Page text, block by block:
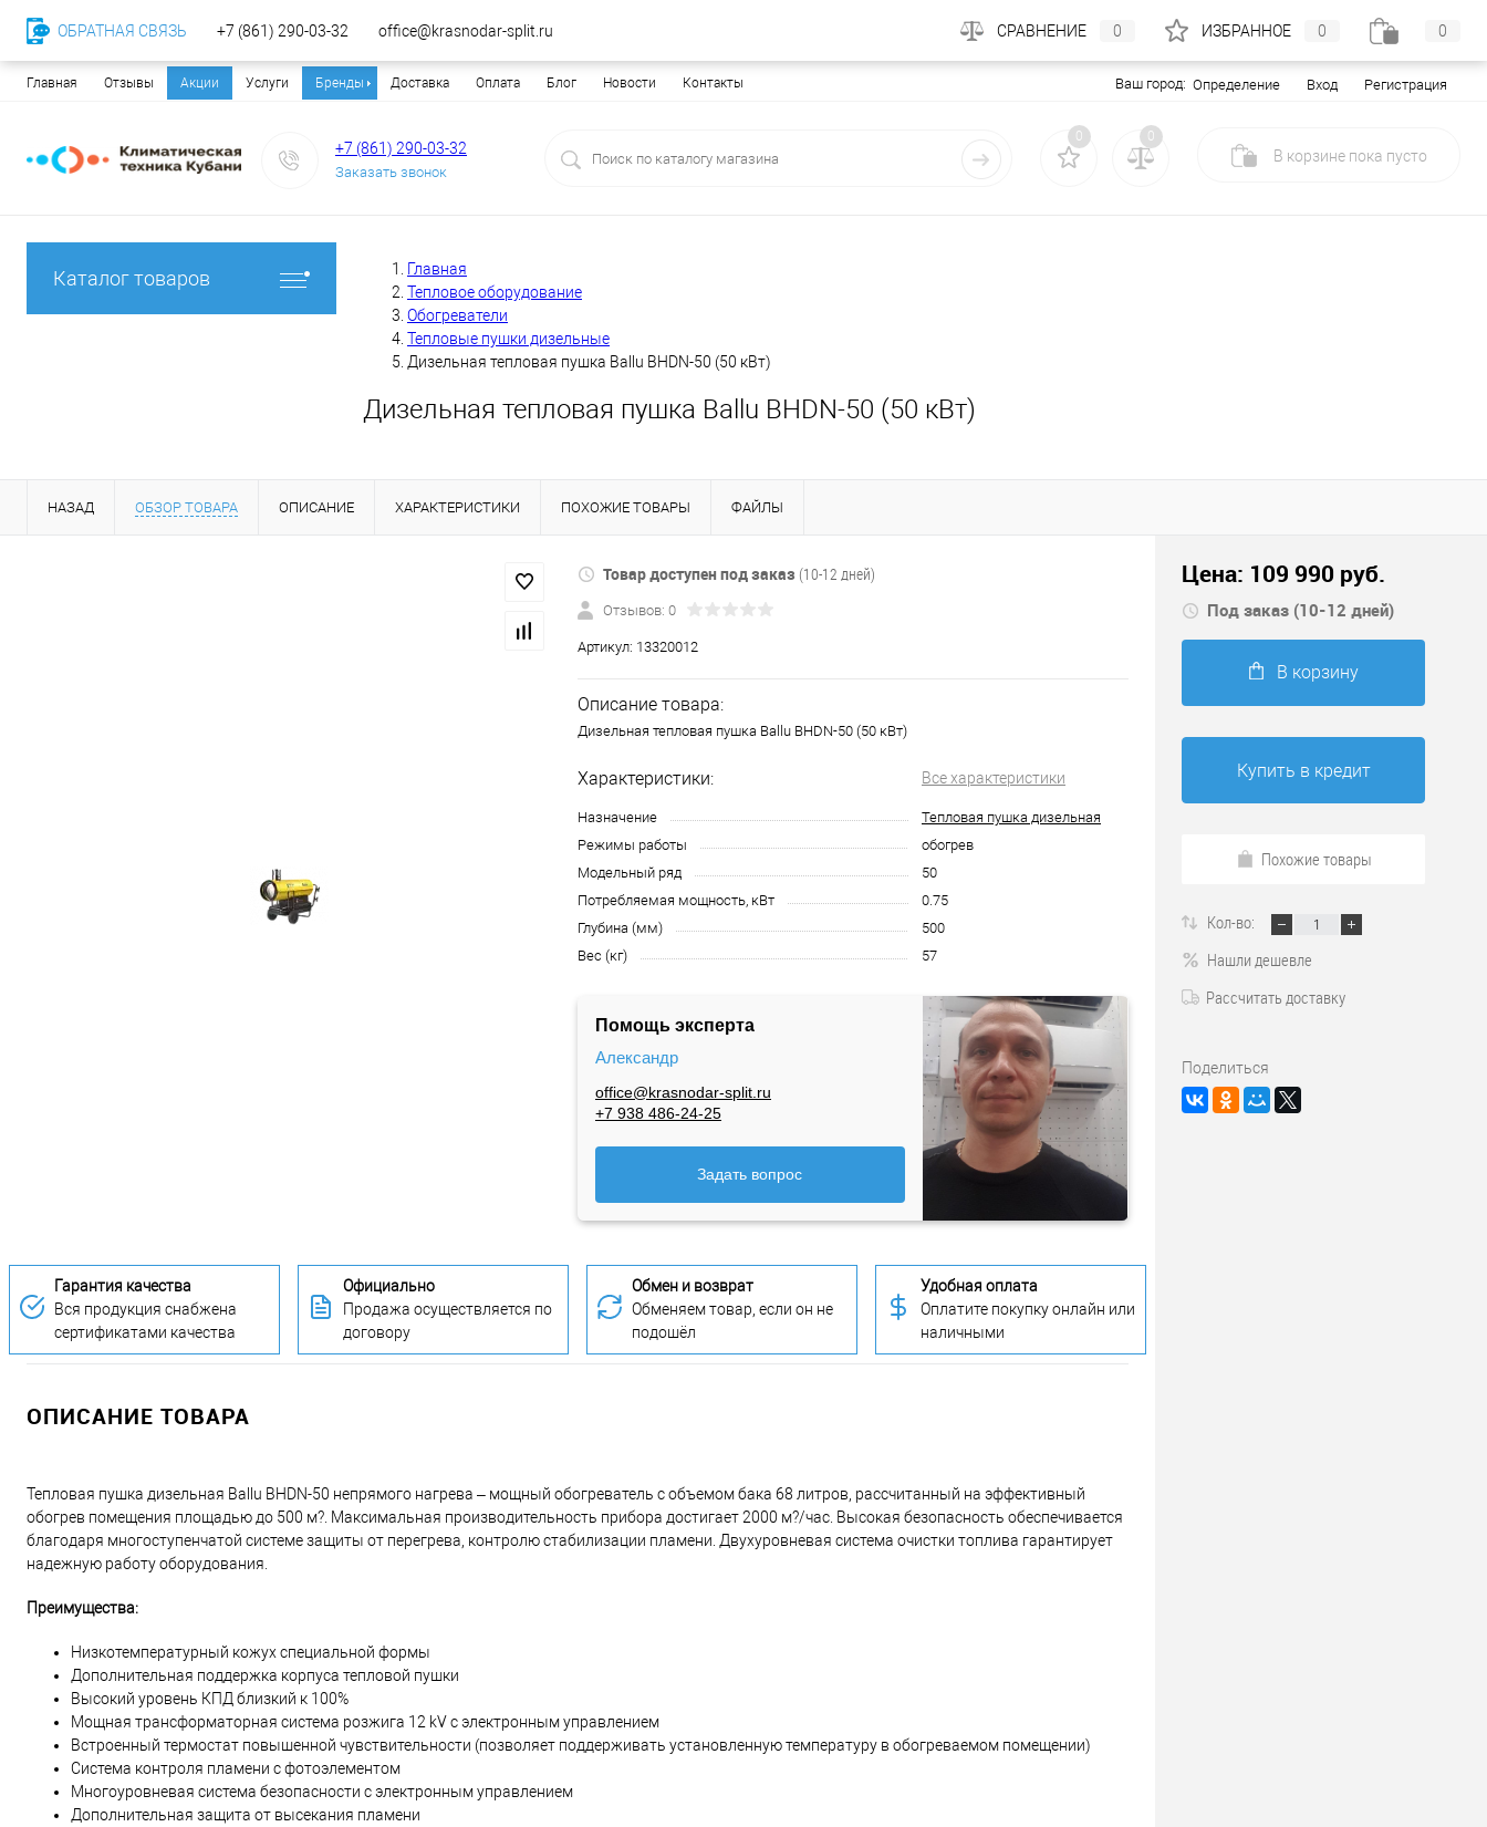
Главная Отзывы Акции Услуги Бренды Доставка Оплата Блог Новости Контакты Ваш город: Определение Вход Регистрация
+7 (861) 290-03-32
Заказать звонок
0 0
В корзине пока пусто
Каталог товаров
Главная
Тепловое оборудование
Обогреватели
Тепловые пушки дизельные
Дизельная тепловая пушка Ballu BHDN-50 (50 кВт)
Дизельная тепловая пушка Ballu BHDN-50 (50 кВт)
НАЗАД ОБЗОР ТОВАРА ОПИСАНИЕ ХАРАКТЕРИСТИКИ ПОХОЖИЕ ТОВАРЫ ФАЙЛЫ
Товар доступен под заказ (10-12 дней)
Отзывов: 0
Артикул: 13320012
Описание товара:
Дизельная тепловая пушка Ballu BHDN-50 (50 кВт)
Характеристики: Все характеристики
Назначение
Тепловая пушка дизельная
Режимы работы
обогрев
Модельный ряд
50
Потребляемая мощность, кВт
0.75
Глубина (мм)
500
Вес (кг)
57
Помощь эксперта
Александр
office@krasnodar-split.ru
+7 938 486-24-25
Задать вопрос
Гарантия качества
Вся продукция снабжена
сертификатами качества
Официально
Продажа осуществляется по
договору
Обмен и возврат
Обменяем товар, если он не
подошёл
Удобная оплата
Оплатите покупку онлайн или
наличными
ОПИСАНИЕ ТОВАРА
Тепловая пушка дизельная Ballu BHDN-50 непрямого нагрева – мощный обогреватель с объемом бака 68 литров, рассчитанный на эффективный
обогрев помещения площадью до 500 м?. Максимальная производительность прибора достигает 2000 м?/час. Высокая безопасность обеспечивается
благодаря многоступенчатой системе защиты от перегрева, контролю стабилизации пламени. Двухуровневая система очистки топлива гарантирует
надежную работу оборудования.
Преимущества:
Низкотемпературный кожух специальной формы
Дополнительная поддержка корпуса тепловой пушки
Высокий уровень КПД близкий к 100%
Мощная трансформаторная система розжига 12 kV с электронным управлением
Встроенный термостат повышенной чувствительности (позволяет поддерживать установленную температуру в обогреваемом помещении)
Система контроля пламени с фотоэлементом
Многоуровневая система безопасности с электронным управлением
Дополнительная защита от высекания пламени
Цена: 109 990 руб.
Под заказ (10-12 дней)
В корзину
Купить в кредит
Похожие товары
Кол-во:
Нашли дешевле
Рассчитать доставку
Поделиться
ОБРАТНАЯ СВЯЗЬ +7 (861) 290-03-32 office@krasnodar-split.ru СРАВНЕНИЕ 0 ИЗБРАННОЕ 0 0